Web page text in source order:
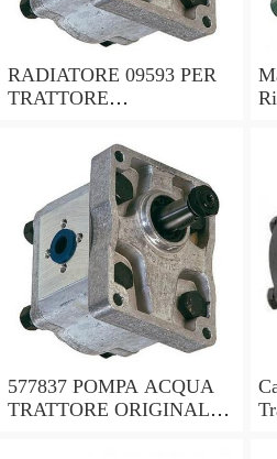
RADIATORE 09593 PER
TRATTORE
ORIGINALE 5153481
577837 POMPA ACQUA
TRATTORE ORIGINALE